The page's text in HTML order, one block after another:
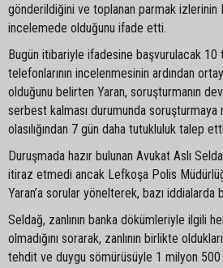
gönderildiğini ve toplanan parmak izlerinin
incelemede olduğunu ifade etti.
Bugün itibariyle ifadesine başvurulacak 10
telefonlarının incelenmesinin ardından
olduğunu belirten Yaran, soruşturmanın
serbest kalması durumunda soruşturmaya
olasılığından 7 gün daha tutukluluk talep
Duruşmada hazır bulunan Avukat Aslı
itiraz etmedi ancak Lefkoşa Polis
Yaran’a sorular yönelterek, bazı iddialarda
Seldağ, zanlının banka dökümleriyle ilgili
olmadığını sorarak, zanlının birlikte
tehdit ve duygu sömürüsüyle 1 milyon 500